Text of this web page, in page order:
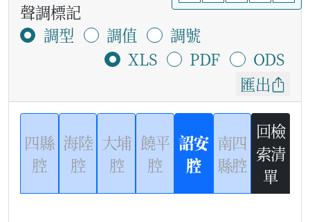
聲調標記
調型
調值
調號
XLS
PDF
ODS
匯出
四縣
腔
海陸
腔
大埔
腔
饒平
腔
詔安
腔
南四
縣腔
回檢
索清
單